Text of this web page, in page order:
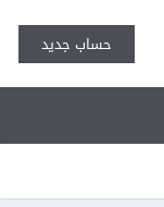
حساب جديد